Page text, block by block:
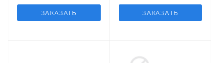
ЗАКАЗАТЬ ЗАКАЗАТЬ